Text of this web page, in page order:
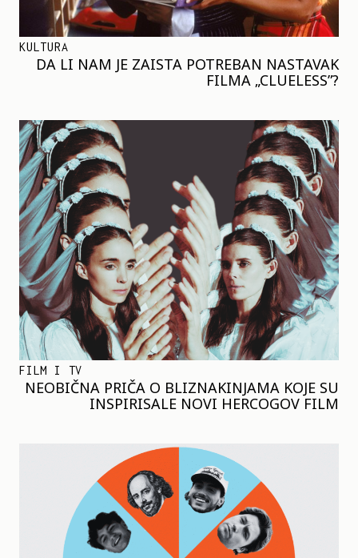
KULTURA
DA LI NAM JE ZAISTA POTREBAN NASTAVAK
FILMA „CLUELESS”?
FILM I TV
NEOBIČNA PRIČA O BLIZNAKINJAMA KOJE SU
INSPIRISALE NOVI HERCOGOV FILM